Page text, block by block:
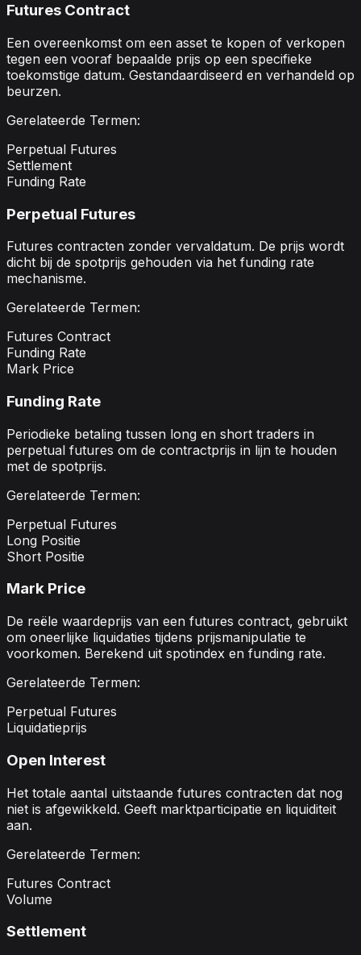
Futures Contract
Een overeenkomst om een asset te kopen of verkopen
tegen een vooraf bepaalde prijs op een specifieke
toekomstige datum. Gestandaardiseerd en verhandeld op
beurzen.
Gerelateerde Termen:
Perpetual Futures
Settlement
Funding Rate
Perpetual Futures
Futures contracten zonder vervaldatum. De prijs wordt
dicht bij de spotprijs gehouden via het funding rate
mechanisme.
Gerelateerde Termen:
Futures Contract
Funding Rate
Mark Price
Funding Rate
Periodieke betaling tussen long en short traders in
perpetual futures om de contractprijs in lijn te houden
met de spotprijs.
Gerelateerde Termen:
Perpetual Futures
Long Positie
Short Positie
Mark Price
De reële waardeprijs van een futures contract, gebruikt
om oneerlijke liquidaties tijdens prijsmanipulatie te
voorkomen. Berekend uit spotindex en funding rate.
Gerelateerde Termen:
Perpetual Futures
Liquidatieprijs
Open Interest
Het totale aantal uitstaande futures contracten dat nog
niet is afgewikkeld. Geeft marktparticipatie en liquiditeit
aan.
Gerelateerde Termen:
Futures Contract
Volume
Settlement